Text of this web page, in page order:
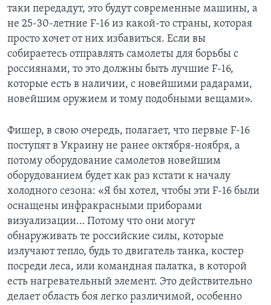
таки передадут, это будут современные машины, а
не 25-30-летние F-16 из какой-то страны, которая
просто хочет от них избавиться. Если вы
собираетесь отправлять самолеты для борьбы с
россиянами, то это должны быть лучшие F-16,
которые есть в наличии, с новейшими радарами,
новейшим оружием и тому подобными вещами».
Фишер, в свою очередь, полагает, что первые F-16
поступят в Украину не ранее октября-ноября, а
потому оборудование самолетов новейшим
оборудованием будет как раз кстати к началу
холодного сезона: «Я бы хотел, чтобы эти F-16 были
оснащены инфракрасными приборами
визуализации… Потому что они могут
обнаруживать те российские силы, которые
излучают тепло, будь то двигатель танка, костер
посреди леса, или командная палатка, в которой
есть нагревательный элемент. Это действительно
делает область боя легко различимой, особенно